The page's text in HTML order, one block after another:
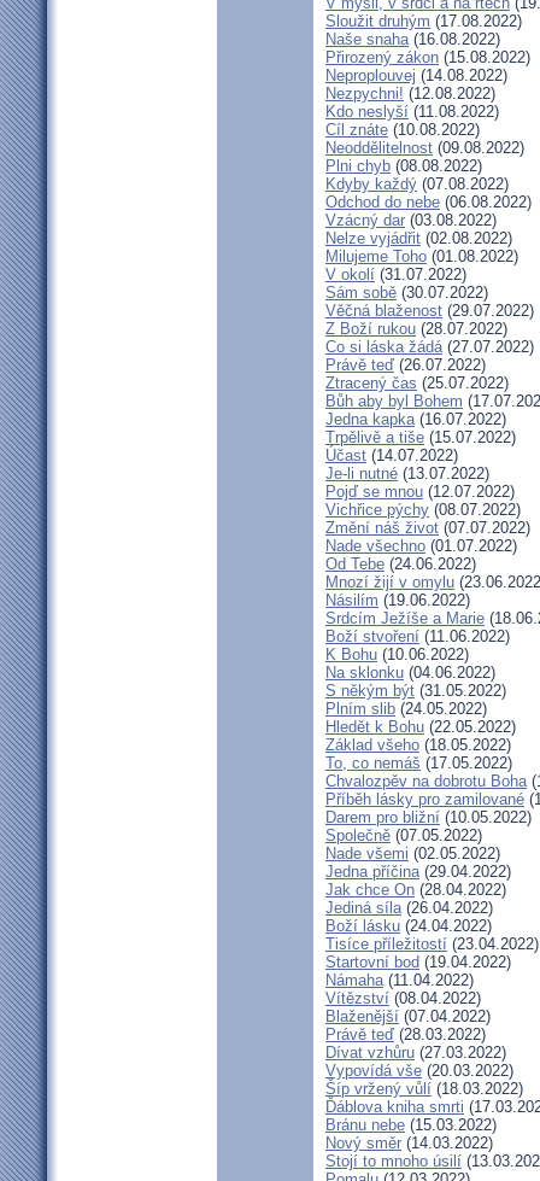
Sloužit druhým (17.08.2022)
Naše snaha(16.08.2022)
Přirozený zákon (15.08.2022)
Neproplouvej (14.08.2022)
Nezpychni! (12.08.2022)
Kdo neslyší (11.08.2022)
Cíl znáte (10.08.2022)
Neoddělitelnost (09.08.2022)
Plni chyb (08.08.2022)
Kdyby každý (07.08.2022)
Odchod do nebe (06.08.2022)
Vzácný dar (03.08.2022)
Nelze vyjádřit (02.08.2022)
Milujeme Toho (01.08.2022)
V okolí (31.07.2022)
Sám sobě (30.07.2022)
Věčná blaženost (29.07.2022)
Z Boží rukou (28.07.2022)
Co si láska žádá(27.07.2022)
Právě teď (26.07.2022)
Ztracený čas (25.07.2022)
Bůh aby byl Bohem
Jedna kapka(16.07.2022)
Trpělivě a tiše (15.07.2022)
Účast (14.07.2022)
Je-li nutné (13.07.2022)
Pojď se mnou (12.07.2022)
Vichřice pýchy (08.07.2022)
Změní náš život (07.07.2022)
Nade všechno (01.07.2022)
Od Tebe (24.06.2022)
Mnozí žijí v omylu
Násilím (19.06.2022)
Srdcím Ježíše a Marie
Boží stvoření (11.06.2022)
K Bohu (10.06.2022)
Na sklonku (04.06.2022)
S někým být (31.05.2022)
Plním slib (24.05.2022)
Hledět k Bohu (22.05.2022)
Základ všeho (18.05.2022)
To, co nemáš (17.05.2022)
Chvalozpěv na dobrotu Boha
Příběh lásky pro zamilované
Darem pro bližní (10.05.2022)
Společně (07.05.2022)
Nade všemi (02.05.2022)
Jedna příčina(29.04.2022)
Jak chce On (28.04.2022)
Jediná síla(26.04.2022)
Boží lásku (24.04.2022)
Tisíce příležitostí (23.04.2022)
Startovní bod (19.04.2022)
Námaha(11.04.2022)
Vítězství (08.04.2022)
Blaženější (07.04.2022)
Právě teď (28.03.2022)
Dívat vzhůru (27.03.2022)
Vypovídá vše (20.03.2022)
Šíp vržený vůlí (18.03.2022)
Ďáblova kniha smrti
Bránu nebe (15.03.2022)
Nový směr (14.03.2022)
Stojí to mnoho úsilí